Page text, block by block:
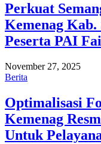
Perkuat
Kemenag
Peserta PAI
November 27, 2025
Berita
Optimalisasi
Kemenag
Untuk